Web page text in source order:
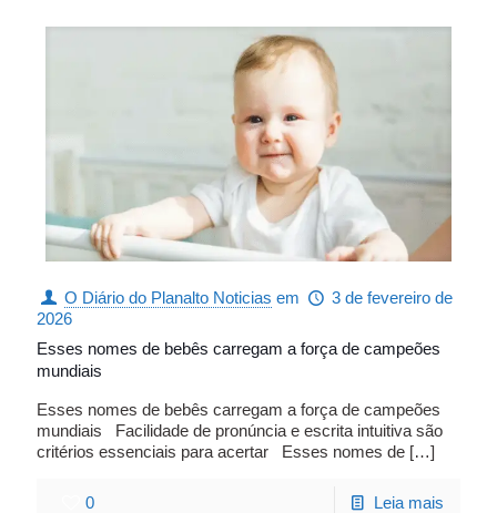
O Diário do Planalto Noticias em
3 de fevereiro de
2026
Esses nomes de bebês carregam a força de campeões
mundiais
Esses nomes de bebês carregam a força de campeões
mundiais Facilidade de pronúncia e escrita intuitiva são
critérios essenciais para acertar Esses nomes de […]
0 Leia mais